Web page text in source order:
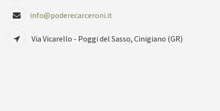
info@poderecarceroni.it
Via Vicarello - Poggi del Sasso, Cinigiano (GR)